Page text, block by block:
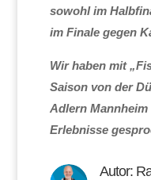
sowohl im
im Finale gegen
Wir haben mit
Saison von der
Adlern Mannheim
Erlebnisse
Autor: